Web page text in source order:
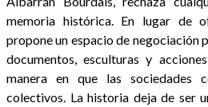
memoria histórica. En lugar de
propone un espacio de negociación
documentos, esculturas y
manera en que las sociedades
colectivos. La historia deja de ser